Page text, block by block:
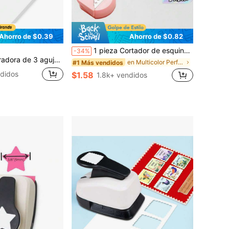
de $0.39
capacidad de 12 hojas, perforadora pesada y duradera, bandeja fácil de limpiar, negro/rosa/azul
Ahorro de $0.82
-34% 1 pieza Cortador de esquinas redondas, Herramienta de bisel R4, Redondeador de papel y fotos, Recortador de esquinas de películas laminadas, Recortador de ángulos para tarjetas, Útiles escolares, Regreso a clases
#1 Más vendidos en Multicolor Perforadora de papel
$1.58 1.8k+ vendidos